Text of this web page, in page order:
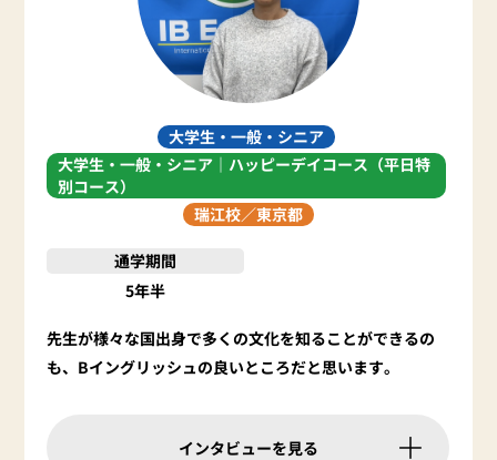
大学生・一般・シニア
大学生・一般・シニア｜ハッピーデイコース（平日特
別コース）
瑞江校／東京都
通学期間
5年半
先生が様々な国出身で多くの文化を知ることができるの
も、Bイングリッシュの良いところだと思います。
インタビューを見る